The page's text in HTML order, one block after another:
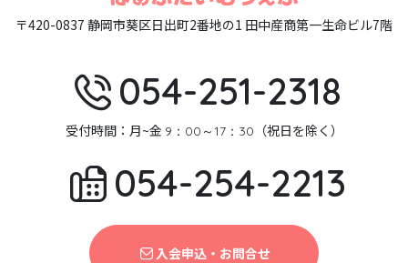
〒420-0837 静岡市葵区日出町2番地の1 田中産商第一生命ビル7階
054-251-2318
受付時間：月~金 9：00～17：30 （祝日を除く）
054-254-2213
入会申込・お問合せ